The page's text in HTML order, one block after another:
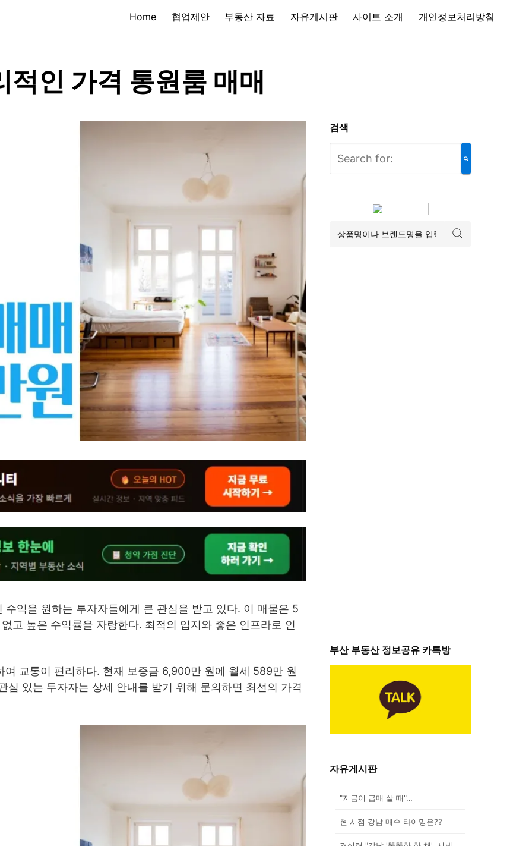
Home 협업제안 부동산 자료 자유게시판 사이트 소개 개인정보처리방침
인 가격 통원룸 매매
익을 원하는 투자자들에게 큰 관심을 받고 있다. 이 매물은 5
고 높은 수익률을 자랑한다. 최적의 입지와 좋은 인프라로 인
교통이 편리하다. 현재 보증금 6,900만 원에 월세 589만 원
있는 투자자는 상세 안내를 받기 위해 문의하면 최선의 가격
검색
부산 부동산 정보공유 카톡방
자유게시판
"지금이 급매 살 때"…
현 시점 강남 매수 타이밍은??